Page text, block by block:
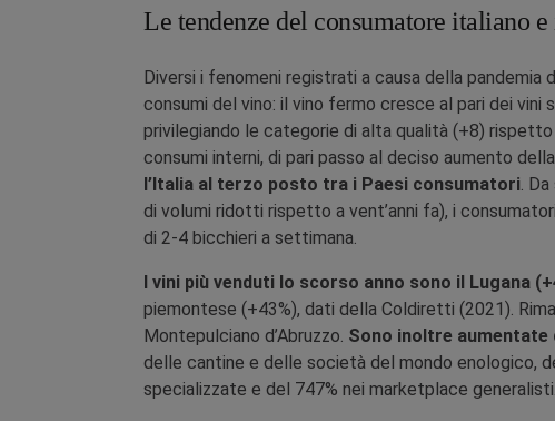
Le tendenze del consumatore italiano
Diversi i fenomeni registrati a causa della pandemia
consumi del vino: il vino fermo cresce al pari dei vini
privilegiando le categorie di alta qualità (+8)
consumi interni, di pari passo al deciso aumento
l’Italia al terzo posto tra i Paesi consumatori.
di volumi ridotti rispetto a vent’anni fa), i
di 2-4 bicchieri a settimana.
I vini più venduti lo scorso anno sono il Lugana
piemontese (+43%), dati della Coldiretti (2021).
Montepulciano d’Abruzzo. Sono inoltre aumentate
delle cantine e delle società del mondo enologico,
specializzate e del 747% nei marketplace generalisti.